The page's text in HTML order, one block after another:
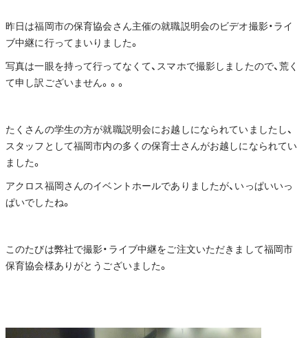
昨日は福岡市の保育協会さん主催の就職説明会のビデオ撮影・ライ
ブ中継に行ってまいりました。
写真は一眼を持って行ってなくて、スマホで撮影しましたので、荒く
て申し訳ございません。。。
たくさんの学生の方が就職説明会にお越しになられていましたし、
スタッフとして福岡市内の多くの保育士さんがお越しになられてい
ました。
アクロス福岡さんのイベントホールでありましたが、いっぱいいっ
ぱいでしたね。
このたびは弊社で撮影・ライブ中継をご注文いただきまして福岡市
保育協会様ありがとうございました。